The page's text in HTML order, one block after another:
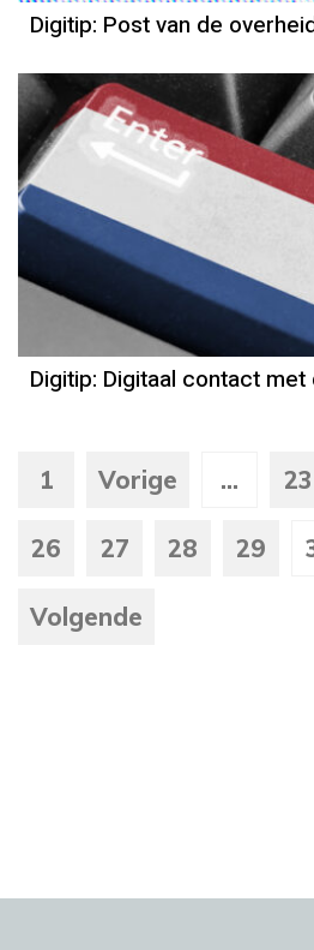
Digitip: Post van de
Digitip: Digitaal contact
1 Vorige ... 23
26 27 28 29
Volgende